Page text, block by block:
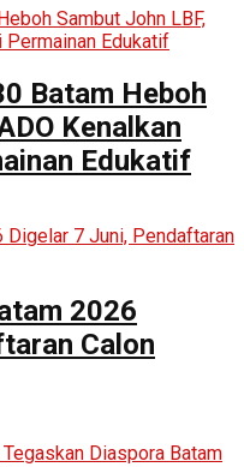
Batam Heboh
Kenalkan
Edukatif
2026
Calon